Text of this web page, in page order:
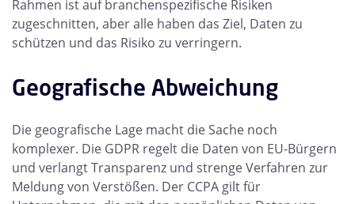
Rahmen ist auf branchenspezifische Risiken
zugeschnitten, aber alle haben das Ziel, Daten zu
schützen und das Risiko zu verringern.
Geografische Abweichung
Die geografische Lage macht die Sache noch
komplexer. Die GDPR regelt die Daten von EU-Bürgern
und verlangt Transparenz und strenge Verfahren zur
Meldung von Verstößen. Der CCPA gilt für